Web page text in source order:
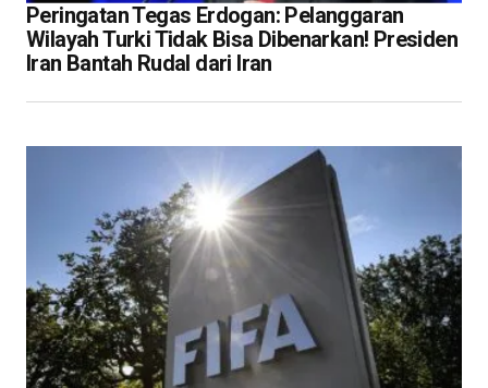
Peringatan Tegas Erdogan: Pelanggaran
Wilayah Turki Tidak Bisa Dibenarkan! Presiden
Iran Bantah Rudal dari Iran